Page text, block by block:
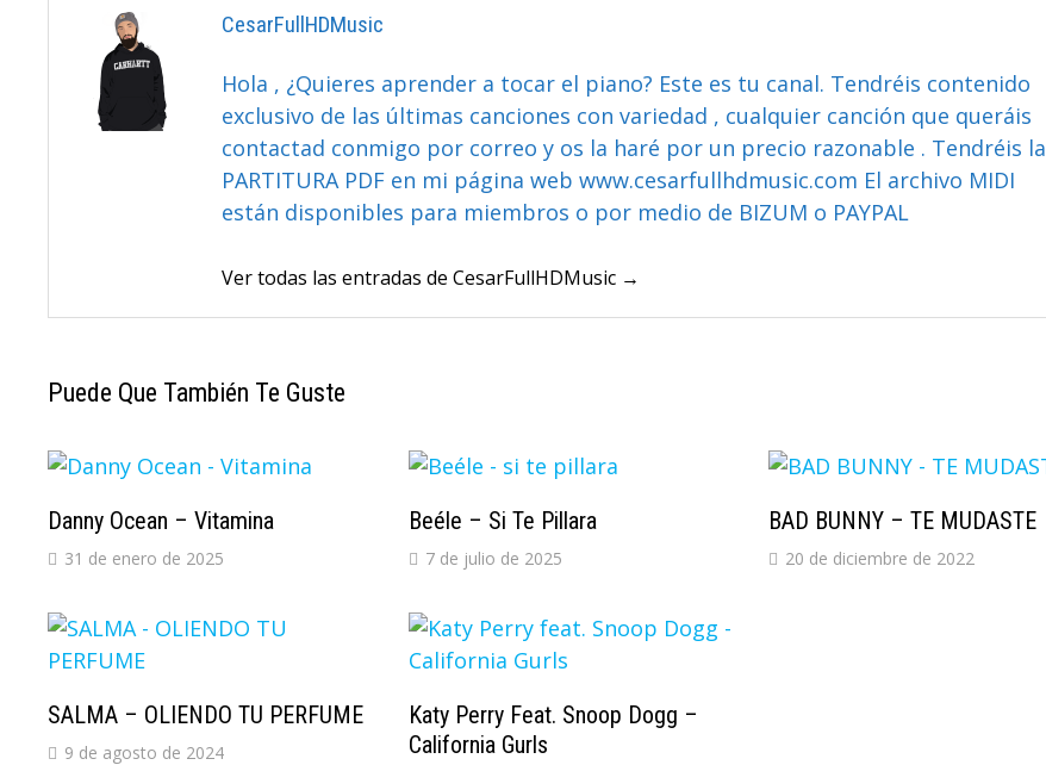
CesarFullHDMusic
Hola , ¿Quieres aprender a tocar el piano? Este es tu canal. Tendréis contenido
exclusivo de las últimas canciones con variedad , cualquier canción que queráis
contactad conmigo por correo y os la haré por un precio razonable . Tendréis la
PARTITURA PDF en mi página web www.cesarfullhdmusic.com El archivo MIDI
están disponibles para miembros o por medio de BIZUM o PAYPAL
Ver todas las entradas de CesarFullHDMusic →
Puede Que También Te Guste
Danny Ocean – Vitamina
31 de enero de 2025
Beéle – Si Te Pillara
7 de julio de 2025
BAD BUNNY – TE MUDASTE
20 de diciembre de 2022
SALMA – OLIENDO TU PERFUME
9 de agosto de 2024
Katy Perry Feat. Snoop Dogg –
California Gurls